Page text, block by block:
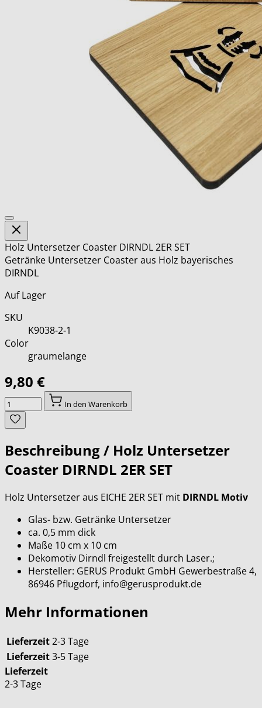
Holz Untersetzer Coaster DIRNDL 2ER SET
Getränke Untersetzer Coaster aus Holz bayerisches
DIRNDL
Auf Lager
SKU
K9038-2-1
Color
graumelange
9,80 €
Menge
In den Warenkorb
Beschreibung / Holz Untersetzer
Coaster DIRNDL 2ER SET
Holz Untersetzer aus EICHE 2ER SET mit DIRNDL Motiv
Glas- bzw. Getränke Untersetzer
ca. 0,5 mm dick
Maße 10 cm x 10 cm
Dekomotiv Dirndl freigestellt durch Laser.;
Hersteller: GERUS Produkt GmbH Gewerbestraße 4,
86946 Pflugdorf, info@gerusprodukt.de
Mehr Informationen
Lieferzeit2-3 Tage
Lieferzeit3-5 Tage
Lieferzeit
2-3 Tage